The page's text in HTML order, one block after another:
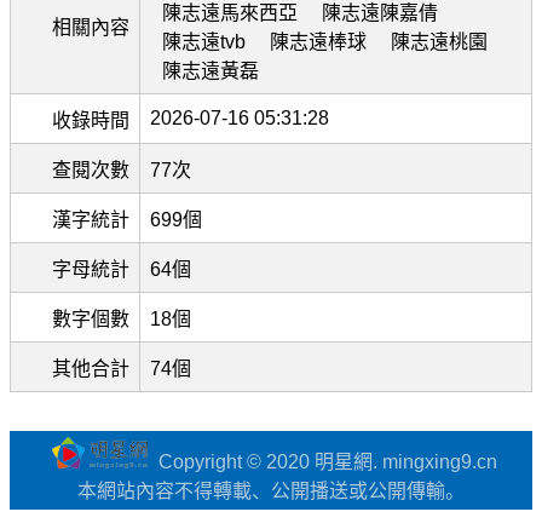
相關內容
陳志遠馬來西亞
陳志遠陳嘉倩
陳志遠tvb
陳志遠棒球
陳志遠桃園
陳志遠黃磊
收錄時間 2026-07-16 05:31:28
查閱次數 77次
漢字統計 699個
字母統計 64個
數字個數 18個
其他合計 74個
Copyright © 2020 明星網. mingxing9.cn
本網站內容不得轉載、公開播送或公開傳輸。